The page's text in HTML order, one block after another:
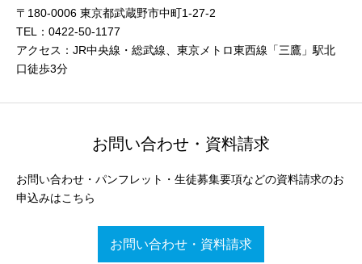
〒180-0006 東京都武蔵野市中町1-27-2
TEL：0422-50-1177
アクセス：JR中央線・総武線、東京メトロ東西線「三鷹」駅北
口徒歩3分
お問い合わせ・資料請求
お問い合わせ・パンフレット・生徒募集要項などの資料請求のお
申込みはこちら
お問い合わせ・資料請求